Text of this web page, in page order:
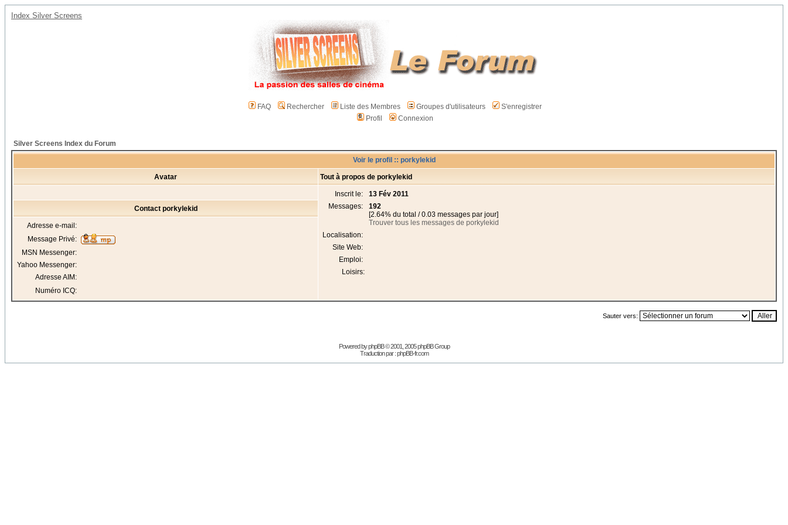
Index Silver Screens
FAQ Rechercher Liste des Membres Groupes d'utilisateurs
S'enregistrer
Profil
Connexion
Silver Screens Index du Forum
Voir le profil :: porkylekid
Avatar Tout à propos de porkylekid
Inscrit le:
13 Fév 2011
Messages:
192
[2.64% du total / 0.03 messages par jour]
Trouver tous les messages de porkylekid
Localisation:
Site Web:
Emploi:
Loisirs:
Contact porkylekid
Adresse e-mail:
Message Privé:
MSN Messenger:
Yahoo Messenger:
Adresse AIM:
Numéro ICQ:
Sauter vers:
Powered byphpBB© 2001, 2005 phpBB Group
Traduction par :phpBB-fr.com